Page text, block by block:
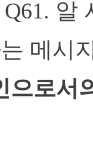
메시
으로서